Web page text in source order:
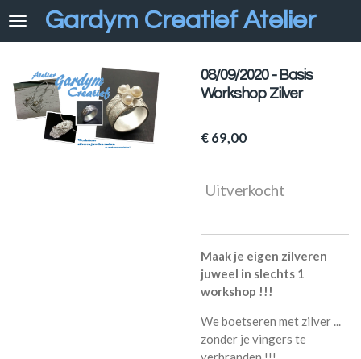
Ga
hoofdinhoud
Gardym Creatief Atelier
08/09/2020 - Basis
Workshop Zilver
€ 69,00
Uitverkocht
Maak je eigen zilveren
juweel in slechts 1
workshop !!!
We boetseren met zilver ...
zonder je vingers te